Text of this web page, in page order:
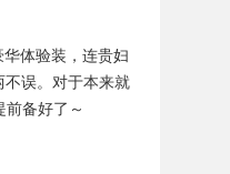
体验装，连贵妇
误。对于本来就
备好了～